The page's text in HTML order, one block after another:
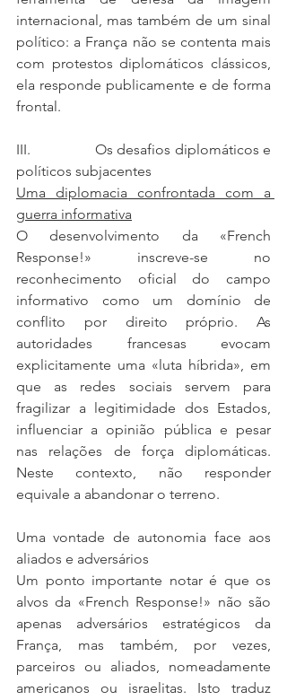
internacional, mas também de um sinal
político: a França não se contenta mais
com protestos diplomáticos clássicos,
ela responde publicamente e de forma
frontal.
III.                Os desafios diplomáticos e
políticos subjacentes
Uma diplomacia confrontada com a
guerra informativa
O desenvolvimento da «French
Response!» inscreve-se no
reconhecimento oficial do campo
informativo como um domínio de
conflito por direito próprio. As
autoridades francesas evocam
explicitamente uma «luta híbrida», em
que as redes sociais servem para
fragilizar a legitimidade dos Estados,
influenciar a opinião pública e pesar
nas relações de força diplomáticas.
Neste contexto, não responder
equivale a abandonar o terreno.
Uma vontade de autonomia face aos
aliados e adversários
Um ponto importante notar é que os
alvos da «French Response!» não são
apenas adversários estratégicos da
França, mas também, por vezes,
parceiros ou aliados, nomeadamente
americanos ou israelitas. Isto traduz